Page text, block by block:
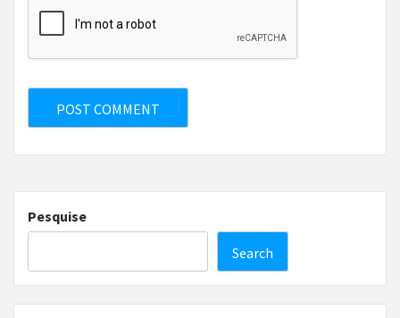
Pesquise
Search